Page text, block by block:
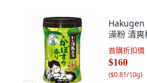
Hakugen
澡粉 清
首購折扣價
$160
($0.81/10g)